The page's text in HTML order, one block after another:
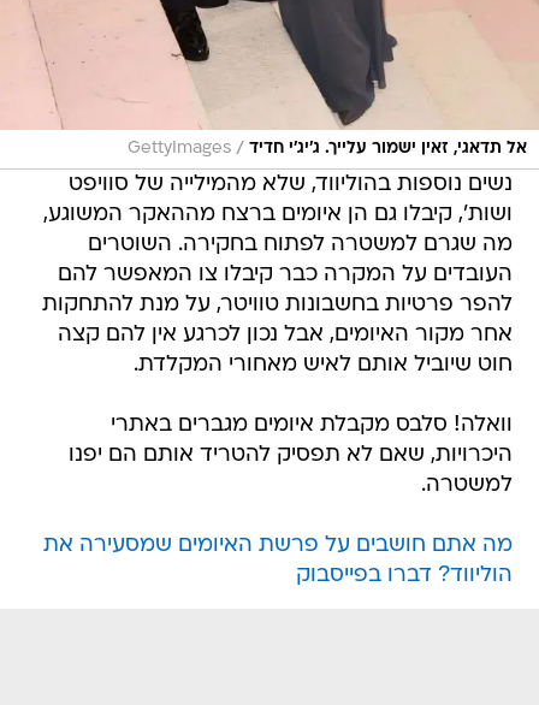
אל תדאגי, זאין ישמור עלייך. ג'יג'י חדיד /
GettyImages
נשים נוספות בהוליווד, שלא מהמילייה של סוויפט
ושות', קיבלו גם הן איומים ברצח מההאקר המשוגע,
מה שגרם למשטרה לפתוח בחקירה. השוטרים
העובדים על המקרה כבר קיבלו צו המאפשר להם
להפר פרטיות בחשבונות טוויטר, על מנת להתחקות
אחר מקור האיומים, אבל נכון לכרגע אין להם קצה
חוט שיוביל אותם לאיש מאחורי המקלדת.
וואלה! סלבס מקבלת איומים מגברים באתרי
היכרויות, שאם לא תפסיק להטריד אותם הם יפנו
למשטרה.
מה אתם חושבים על פרשת האיומים שמסעירה את
הוליווד? דברו בפייסבוק